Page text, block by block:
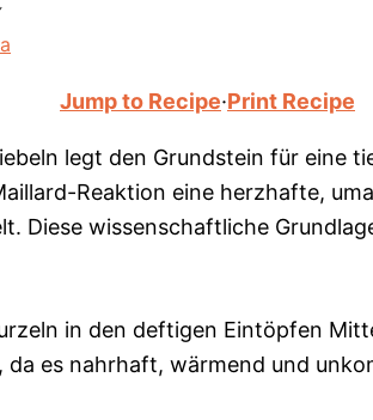
Jump to Recipe·Print Recipe
legt den Grundstein für eine
Reaktion eine herzhafte,
Diese wissenschaftliche
in den deftigen Eintöpfen
da es nahrhaft, wärmend und